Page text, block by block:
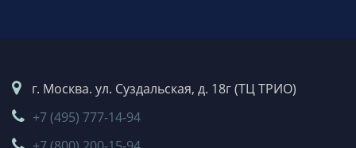
г. Москва. ул. Суздальская, д. 18г (ТЦ ТРИО)
+7 (495) 777-14-94